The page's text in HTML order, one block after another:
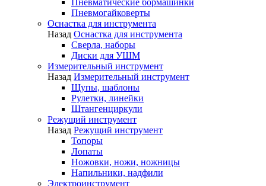
Пневмогайковерты
Оснастка для инструмента
Назад Оснастка для инструмента
Сверла, наборы
Диски для УШМ
Измерительный инструмент
Назад Измерительный инструмент
Щупы, шаблоны
Рулетки, линейки
Штангенциркули
Режущий инструмент
Назад Режущий инструмент
Топоры
Лопаты
Ножовки, ножи, ножницы
Напильники, надфили
Электроинструмент